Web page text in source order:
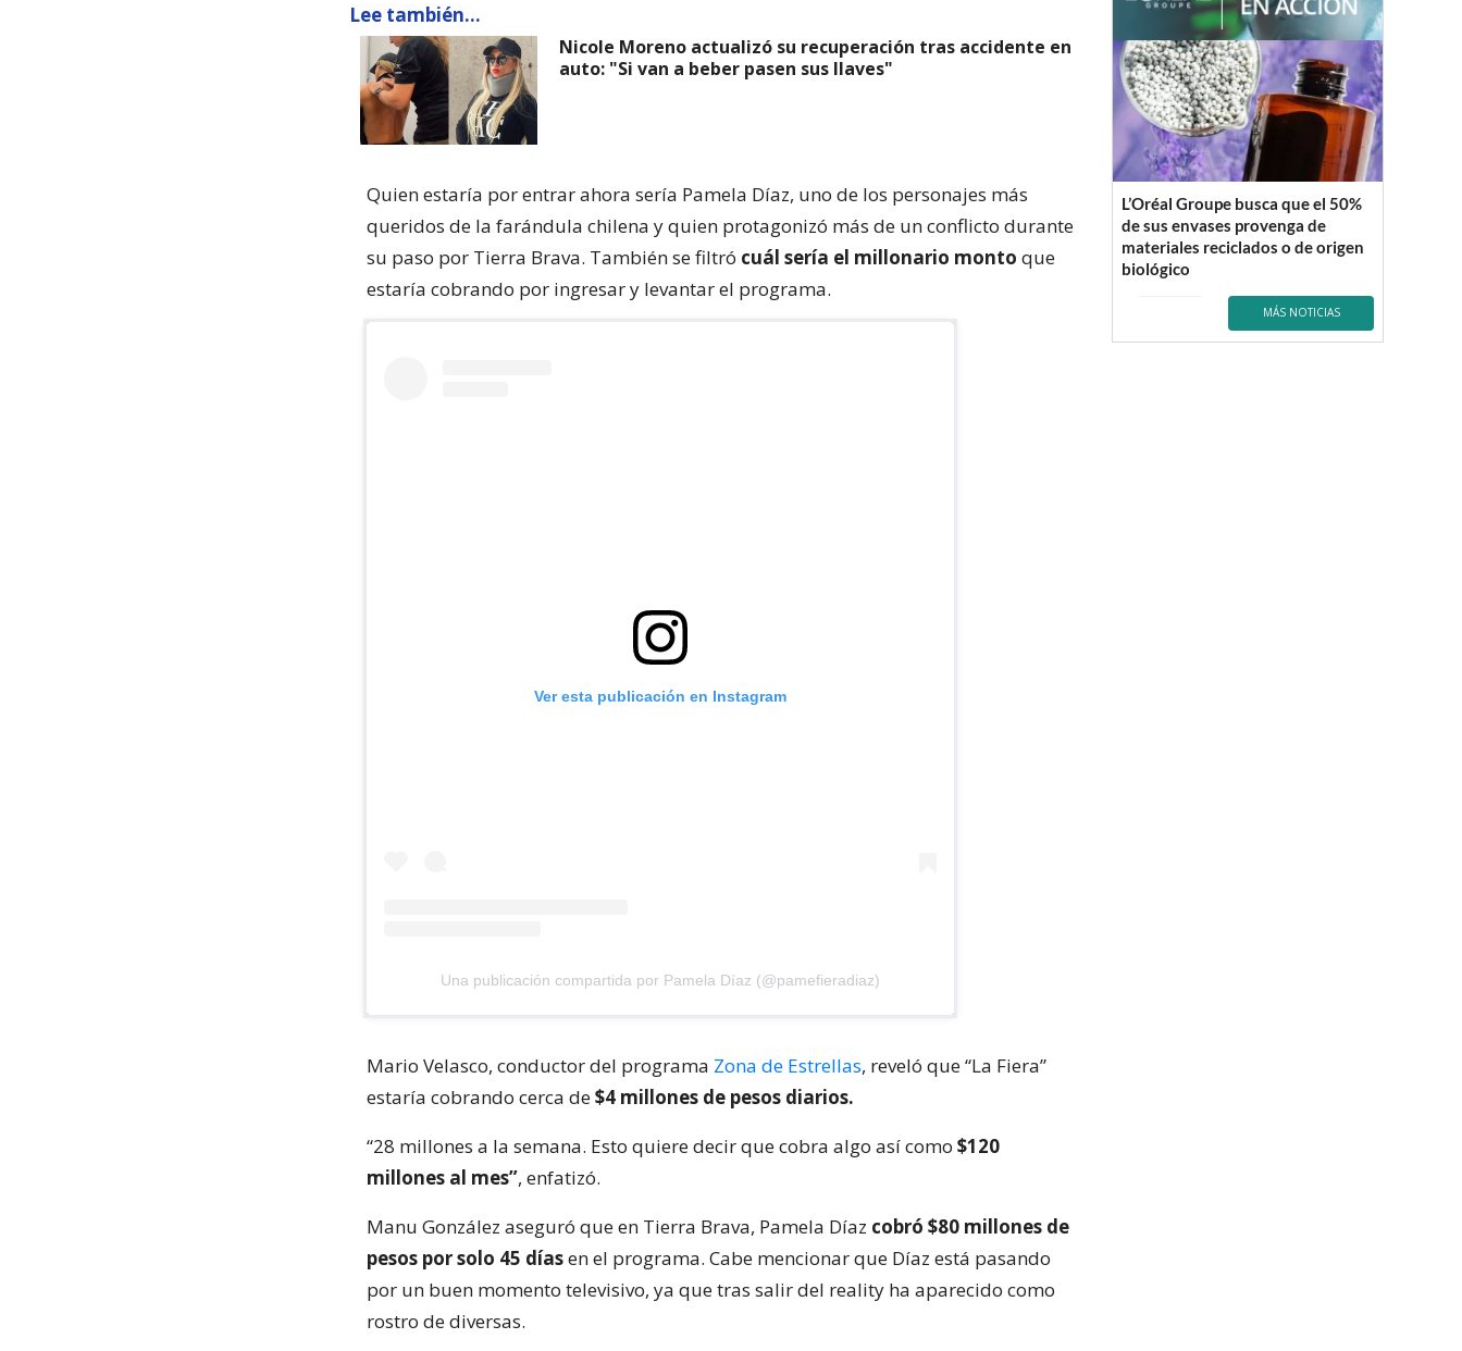
Lee también...
Nicole Moreno actualizó su recuperación tras accidente en
auto: "Si van a beber pasen sus llaves"
Quien estaría por entrar ahora sería Pamela Díaz, uno de los personajes más
queridos de la farándula chilena y quien protagonizó más de un conflicto durante
su paso por Tierra Brava. También se filtró cuál sería el millonario monto que
estaría cobrando por ingresar y levantar el programa.
Ver esta publicación en Instagram
Una publicación compartida por Pamela Díaz (@pamefieradiaz)
Mario Velasco, conductor del programa Zona de Estrellas, reveló que “La Fiera”
estaría cobrando cerca de$4 millones de pesos diarios.
“28 millones a la semana. Esto quiere decir que cobra algo así como $120
millones al mes”, enfatizó.
Manu González aseguró que en Tierra Brava, Pamela Díaz cobró $80 millones de
pesos por solo 45 díasen el programa. Cabe mencionar que Díaz está pasando
por un buen momento televisivo, ya que tras salir del reality ha aparecido como
rostro de diversas.
L’Oréal Groupe busca que el 50%
de sus envases provenga de
materiales reciclados o de origen
biológico
MÁS NOTICIAS